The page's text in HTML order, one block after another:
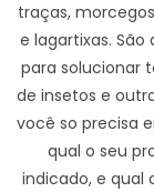
traças,
e lagartixas.
para solucionar
de insetos e
você so precisa
qual o seu
indicado, e qual